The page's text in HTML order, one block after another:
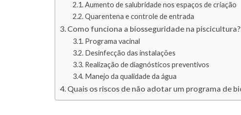
Aumento de salubridade nos espaços de criação
Quarentena e controle de entrada
Como funciona a biosseguridade na piscicultura?
Programa vacinal
Desinfecção das instalações
Realização de diagnósticos preventivos
Manejo da qualidade da água
Quais os riscos de não adotar um programa de